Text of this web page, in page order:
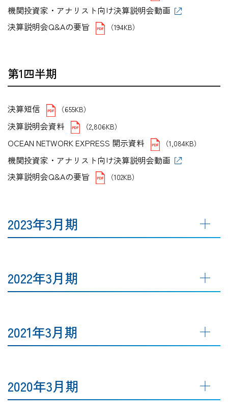
機関投資家・アナリスト向け決算説明会動画
決算説明会Q&Aの要旨
（194KB）
第1四半期
決算短信 （655KB）
決算説明会資料 （2,806KB）
OCEAN NETWORK EXPRESS 開示資料 （1,084KB）
機関投資家・アナリスト向け決算説明会動画
決算説明会Q&Aの要旨
（102KB）
2023年3月期
2022年3月期
2021年3月期
2020年3月期